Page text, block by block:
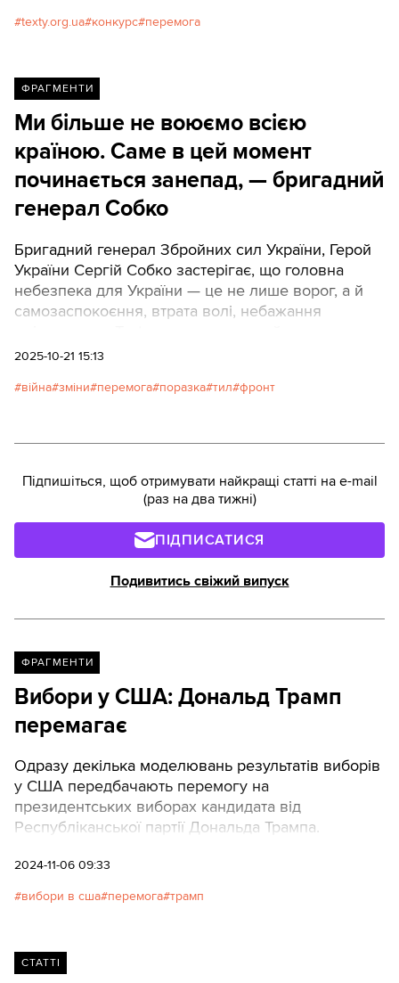
texty.org.ua конкурс перемога
ФРАГМЕНТИ
Ми більше не воюємо всією
країною. Саме в цей момент
починається занепад, — бригадний
генерал Собко
Бригадний генерал Збройних сил України, Герой
України Сергій Собко застерігає, що головна
небезпека для України — це не лише ворог, а й
самозаспокоєння, втрата волі, небажання
вигляді прямої мови.
2025-10-21 15:13
війна зміни перемога поразка тил фронт
Підпишіться, щоб отримувати найкращі статті на e-mail
(раз на два тижні)
ПІДПИСАТИСЯ
Подивитись свіжий випуск
ФРАГМЕНТИ
Вибори у США: Дональд Трамп
перемагає
Одразу декілька моделювань результатів виборів
у США передбачають перемогу на
президентських виборах кандидата від
Республіканської партії Дональда Трампа.
2024-11-06 09:33
вибори в сша перемога трамп
СТАТТІ